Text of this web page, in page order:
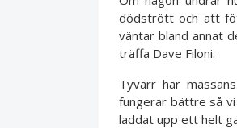
dödstrött och att
väntar bland annat
träffa Dave Filoni.
Tyvärr har
fungerar bättre så
laddat upp ett helt